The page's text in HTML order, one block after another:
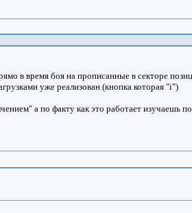
в время боя на прописанные в секторе
уже реализован (кнопка которая "i")
а по факту как это работает изучаешь